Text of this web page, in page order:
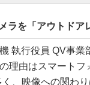
ラを「アウトドア
執行役員 QV事
理由はスマート
く、映像への関わ